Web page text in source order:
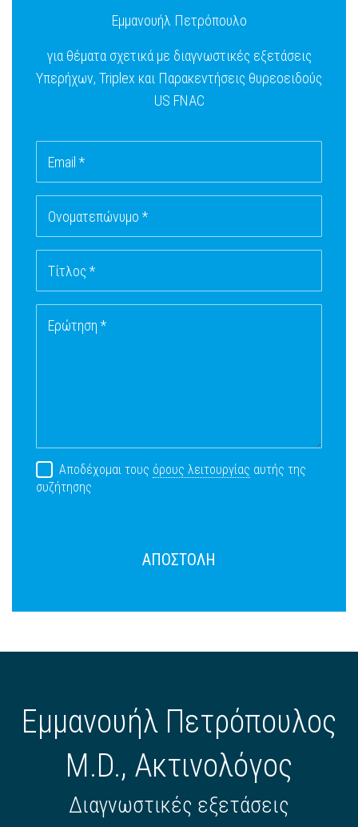
Εμμανουήλ Πετρόπουλο
για θέματα σχετικά με διαγνωστικές εξετάσεις
Υπερήχων, Triplex και Παρακεντήσεις θυρεοειδούς
US FNAC
Email *
Ονοματεπώνυμο *
Τίτλος *
Ερώτηση *
Αποδέχομαι τους όρους λειτουργίας αυτής της
συζήτησης
ΑΠΟΣΤΟΛΗ
Εμμανουήλ Πετρόπουλος
M.D., Ακτινολόγος
Διαγνωστικές εξετάσεις